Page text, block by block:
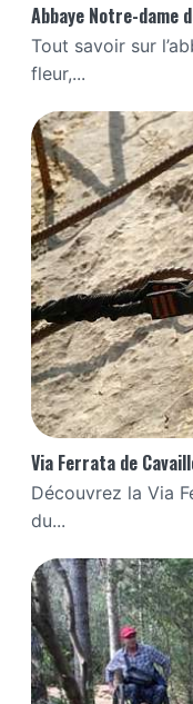
Abbaye Notre-dame
Tout savoir sur
fleur,...
Via Ferrata de
Découvrez la Via
du...